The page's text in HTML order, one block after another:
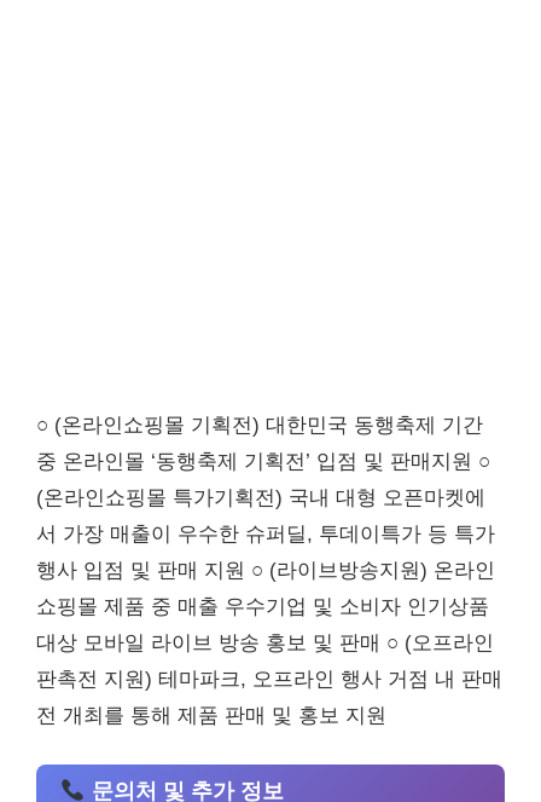
○ (온라인쇼핑몰 기획전) 대한민국 동행축제 기간
중 온라인몰 ‘동행축제 기획전’ 입점 및 판매지원 ○
(온라인쇼핑몰 특가기획전) 국내 대형 오픈마켓에
서 가장 매출이 우수한 슈퍼딜, 투데이특가 등 특가
행사 입점 및 판매 지원 ○ (라이브방송지원) 온라인
쇼핑몰 제품 중 매출 우수기업 및 소비자 인기상품
대상 모바일 라이브 방송 홍보 및 판매 ○ (오프라인
판촉전 지원) 테마파크, 오프라인 행사 거점 내 판매
전 개최를 통해 제품 판매 및 홍보 지원
문의처 및 추가 정보